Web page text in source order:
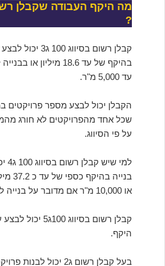
מה היקף העבודה שקבלן
?
קבלן רשום בסיווג
בהיקף של עד 18.6 מיליון
עד 5,000 מ"ר.
הקבלן יכול לבצע מספר פרויקטים
שכל אחד מהפרויקטים לא חורג
על פי הסיווג.
בנייה
או 10,000 מ"ר אם מדובר על בנייה למגורים.
קבלן רשום בסיווג
היקף.